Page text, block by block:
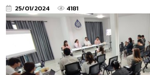
25/01/2024 4181